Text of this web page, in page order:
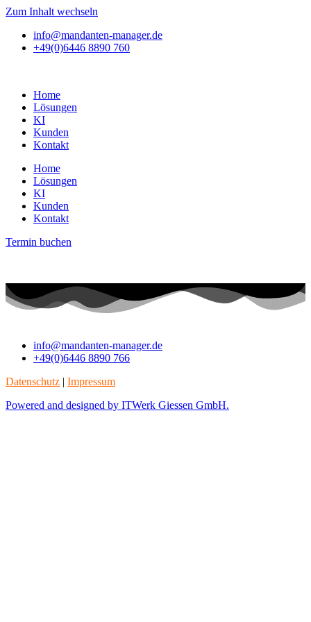
Zum Inhalt wechseln
info@mandanten-manager.de
+49(0)6446 8890 760
Home
Lösungen
KI
Kunden
Kontakt
Home
Lösungen
KI
Kunden
Kontakt
Termin buchen
info@mandanten-manager.de
+49(0)6446 8890 766
Datenschutz | Impressum
Powered and designed by ITWerk Giessen GmbH.